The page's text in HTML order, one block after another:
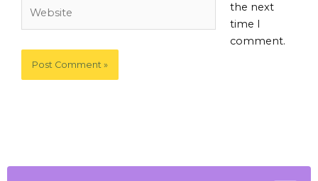
the next
time I
comment.